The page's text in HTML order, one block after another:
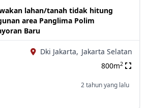
lahan/tanah tidak hitung
area Panglima Polim
Baru
Dki Jakarta, Jakarta Selatan
800m2
2 tahun yang lalu